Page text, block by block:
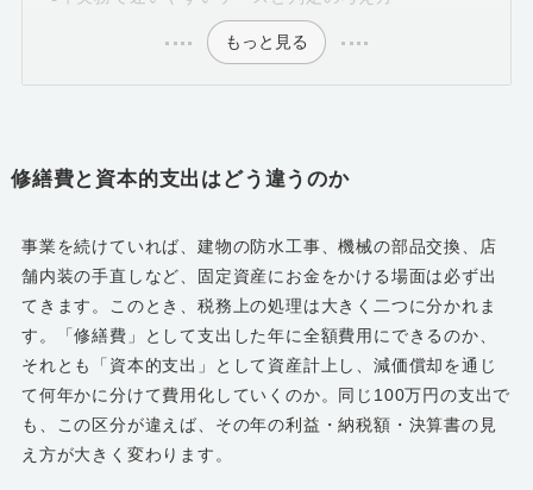
もっと見る
修繕費と資本的支出はどう違うのか
事業を続けていれば、建物の防水工事、機械の部品交換、店
舗内装の手直しなど、固定資産にお金をかける場面は必ず出
てきます。このとき、税務上の処理は大きく二つに分かれま
す。「修繕費」として支出した年に全額費用にできるのか、
それとも「資本的支出」として資産計上し、減価償却を通じ
て何年かに分けて費用化していくのか。同じ100万円の支出で
も、この区分が違えば、その年の利益・納税額・決算書の見
え方が大きく変わります。